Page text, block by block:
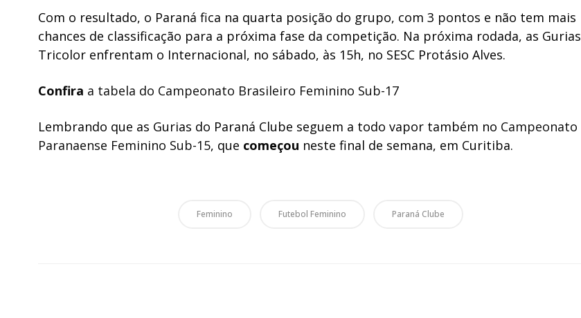
Com o resultado, o Paraná fica na quarta posição do grupo, com 3 pontos e não tem mais
chances de classificação para a próxima fase da competição. Na próxima rodada, as Gurias
Tricolor enfrentam o Internacional, no sábado, às 15h, no SESC Protásio Alves.
Confira a tabela do Campeonato Brasileiro Feminino Sub-17
Lembrando que as Gurias do Paraná Clube seguem a todo vapor também no Campeonato
Paranaense Feminino Sub-15, que começou neste final de semana, em Curitiba.
Feminino Futebol Feminino Paraná Clube